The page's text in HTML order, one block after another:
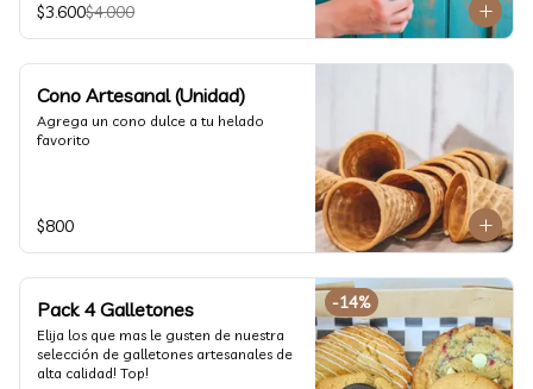
$3.600$4.000
Cono Artesanal (Unidad)
Agrega un cono dulce a tu helado
favorito
$800
-14%
Pack 4 Galletones
Elija los que mas le gusten de nuestra
selección de galletones artesanales de
alta calidad! Top!